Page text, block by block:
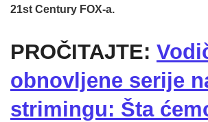
21st Century FOX-a.
PROČITAJTE:
obnovljene serije
strimingu: Šta